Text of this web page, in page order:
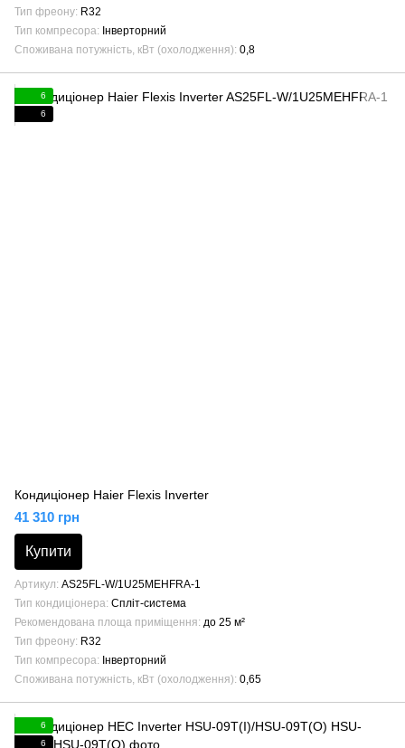
Тип фреону R32
Тип компресора
Інверторний
Споживана потужність, кВт (охолодження) 0,8
6
6
Кондиціонер Haier Flexis Inverter
41 310 грн
Купити
Артикул AS25FL-W/1U25MEHFRA-1
Тип кондиціонера Спліт-система
Рекомендована площа приміщення до 25 м²
Тип фреону R32
Тип компресора
Інверторний
Споживана потужність, кВт (охолодження) 0,65
6
6